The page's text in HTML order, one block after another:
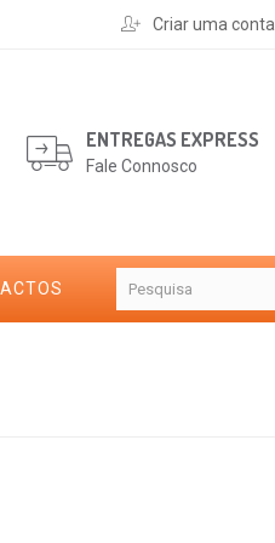
Criar uma conta
ENTREGAS EXPRESS
Fale Connosco